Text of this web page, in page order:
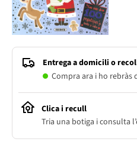
Entrega a domicili o
Compra ara i ho rebràs
Clica i recull
Tria una botiga i consulta